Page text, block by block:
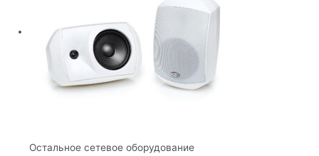
Остальное сетевое оборудование